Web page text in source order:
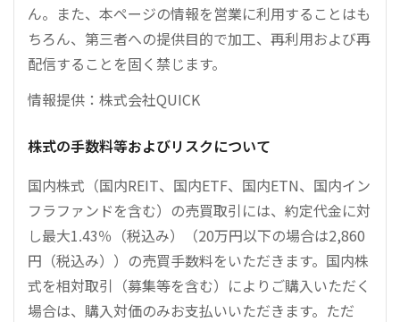
ん。また、本ページの情報を営業に利用することはも
ちろん、第三者への提供目的で加工、再利用および再
配信することを固く禁じます。
情報提供：株式会社QUICK
株式の手数料等およびリスクについて
国内株式（国内REIT、国内ETF、国内ETN、国内イン
フラファンドを含む）の売買取引には、約定代金に対
し最大1.43％（税込み）（20万円以下の場合は2,860
円（税込み））の売買手数料をいただきます。国内株
式を相対取引（募集等を含む）によりご購入いただく
場合は、購入対価のみお支払いいただきます。ただ